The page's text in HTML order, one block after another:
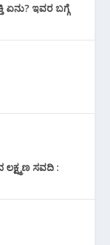
ಏನು? ಇವರ ಬಗ್ಗೆ
ಸವದಿ :